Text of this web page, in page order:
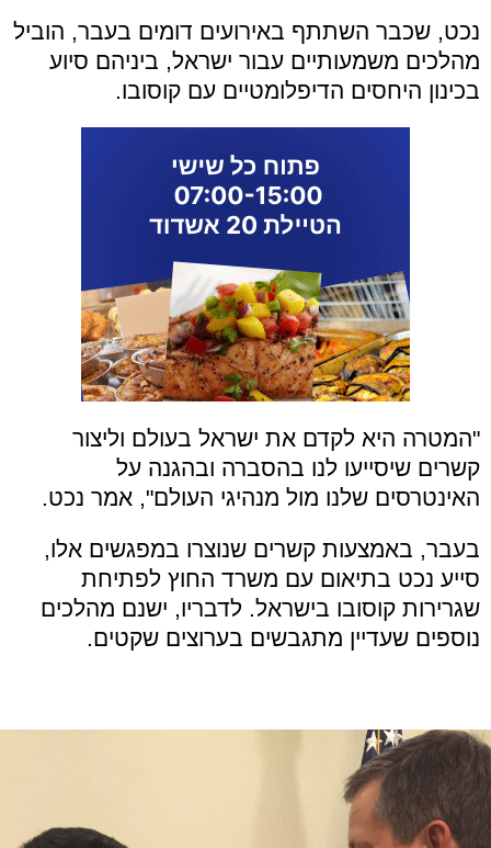
נכט, שכבר השתתף באירועים דומים בעבר, הוביל
מהלכים משמעותיים עבור ישראל, ביניהם סיוע
בכינון היחסים הדיפלומטיים עם קוסובו.
"המטרה היא לקדם את ישראל בעולם וליצור
קשרים שיסייעו לנו בהסברה ובהגנה על
האינטרסים שלנו מול מנהיגי העולם", אמר נכט.
בעבר, באמצעות קשרים שנוצרו במפגשים אלו,
סייע נכט בתיאום עם משרד החוץ לפתיחת
שגרירות קוסובו בישראל. לדבריו, ישנם מהלכים
נוספים שעדיין מתגבשים בערוצים שקטים.